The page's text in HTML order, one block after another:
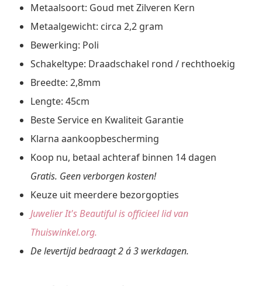
Metaalsoort: Goud met Zilveren Kern
Metaalgewicht: circa 2,2 gram
Bewerking: Poli
Schakeltype: Draadschakel rond / rechthoekig
Breedte: 2,8mm
Lengte: 45cm
Beste Service en Kwaliteit Garantie
Klarna aankoopbescherming
Koop nu, betaal achteraf binnen 14 dagen
Gratis. Geen verborgen kosten!
Keuze uit meerdere bezorgopties
Juwelier It's Beautiful is officieel lid van
Thuiswinkel.org.
De levertijd bedraagt 2 á 3 werkdagen.